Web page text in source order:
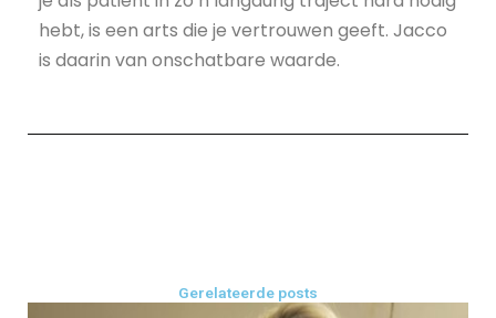
hebt, is een arts die je vertrouwen geeft. Jacco
is daarin van onschatbare waarde.
Gerelateerde posts